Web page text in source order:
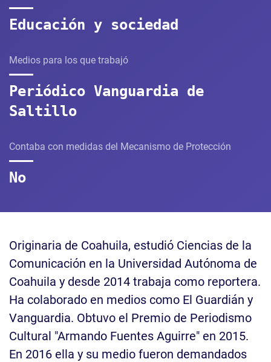
Educación y sociedad
Medios para los que trabajó
Periódico Vanguardia de
Saltillo
Contaba con medidas del Mecanismo de Protección
No
Originaria de Coahuila, estudió Ciencias de la
Comunicación en la Universidad Autónoma de
Coahuila y desde 2014 trabaja como reportera.
Ha colaborado en medios como El Guardián y
Vanguardia. Obtuvo el Premio de Periodismo
Cultural "Armando Fuentes Aguirre" en 2015.
En 2016 ella y su medio fueron demandados